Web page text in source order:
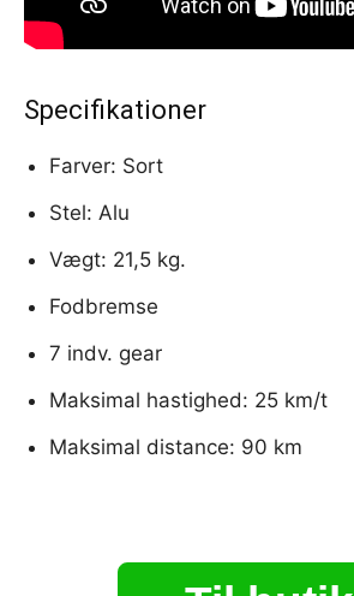
Specifikationer
Farver: Sort
Stel: Alu
Vægt: 21,5 kg.
Fodbremse
7 indv. gear
Maksimal hastighed: 25 km/t
Maksimal distance: 90 km